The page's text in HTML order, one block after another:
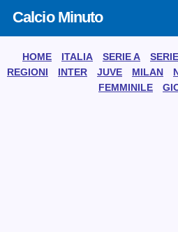
Calcio Minuto
HOME ITALIA SERIE A
REGIONI
INTER JUVE MILAN
FEMMINILE